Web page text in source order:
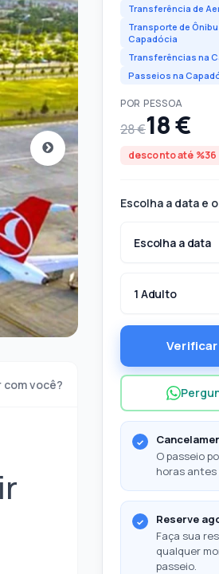
com você?
Transferência de
Transporte de
Capadócia
Transferências na
Passeios na
POR PESSOA
28 €18 €
desconto até %36
Escolha a data e
Escolha a data
1 Adulto
O passeio
horas antes
Reserve
Faça sua
qualquer
passeio.